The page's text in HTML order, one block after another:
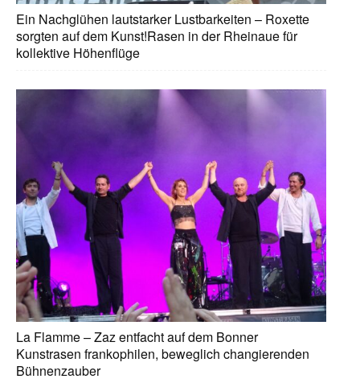
Ein Nachglühen lautstarker Lustbarkeiten – Roxette
sorgten auf dem Kunst!Rasen in der Rheinaue für
kollektive Höhenflüge
La Flamme – Zaz entfacht auf dem Bonner
Kunstrasen frankophilen, beweglich changierenden
Bühnenzauber